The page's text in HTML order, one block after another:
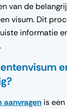
van de
visum. Dit
informatie
is